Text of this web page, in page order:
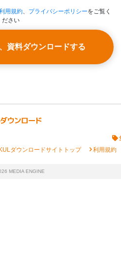
用規約、 プライバシーポリシーをご覧く
ださい
資料ダウンロードする
ダウンロードサイトトップ chevron_right利用規約
MEDIA ENGINE